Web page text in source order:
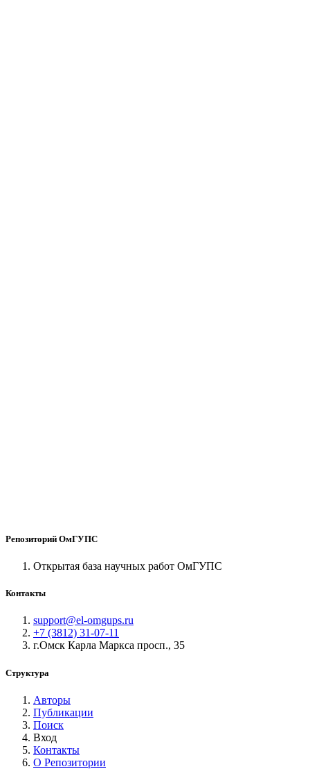
Репозиторий ОмГУПС
Открытая база научных работ ОмГУПС
Контакты
support@el-omgups.ru
+7 (3812) 31-07-11
г.Омск Карла Маркса просп., 35
Структура
Авторы
Публикации
Поиск
Вход
Контакты
О Репозитории